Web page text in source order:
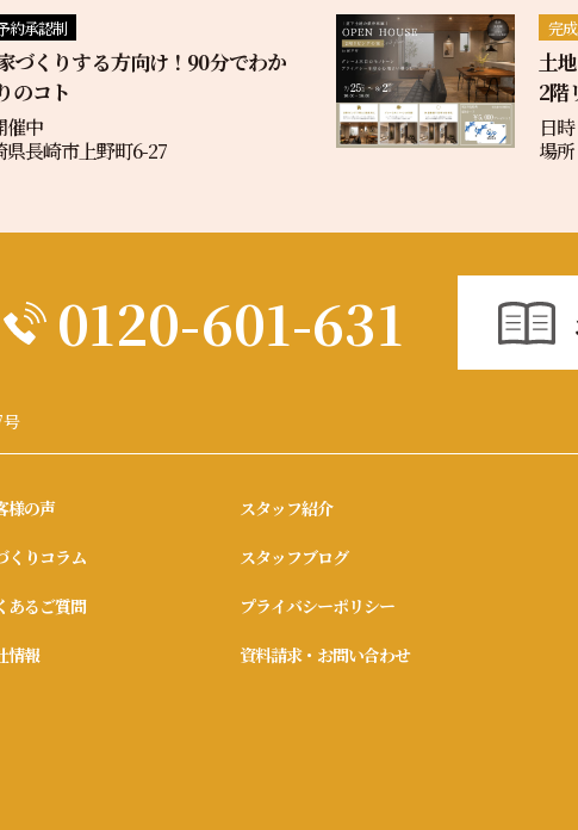
約承認制
づくりする方向け！90分でわか
のコト
催中
県長崎市上野町6-27
完
土
2階
日
場
0120-601-631
様の声
くりコラム
あるご質問
情報
スタッフ紹介
スタッフブログ
プライバシーポリシー
資料請求・お問い合わせ